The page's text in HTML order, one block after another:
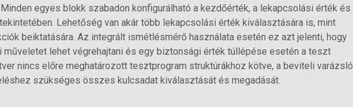
egyes blokk szabadon konfigurálható a kezdőérték, a lekapcsolási érték és
Lehetőség van akár több lekapcsolási érték kiválasztására is, mint
beiktatására. Az integrált ismétlésmérő használata esetén ez azt jelenti, hogy
lehet végrehajtani és egy biztonsági érték túllépése esetén a teszt
nincs előre meghatározott tesztprogram struktúrákhoz kötve, a beviteli varázsló
szükséges összes kulcsadat kiválasztását és megadását.